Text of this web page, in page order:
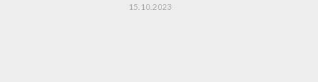
15.10.2023